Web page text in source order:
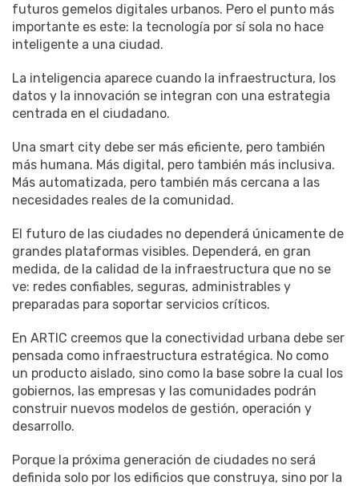
futuros gemelos digitales urbanos. Pero el punto más
importante es este: la tecnología por sí sola no hace
inteligente a una ciudad.
La inteligencia aparece cuando la infraestructura, los
datos y la innovación se integran con una estrategia
centrada en el ciudadano.
Una smart city debe ser más eficiente, pero también
más humana. Más digital, pero también más inclusiva.
Más automatizada, pero también más cercana a las
necesidades reales de la comunidad.
El futuro de las ciudades no dependerá únicamente de
grandes plataformas visibles. Dependerá, en gran
medida, de la calidad de la infraestructura que no se
ve: redes confiables, seguras, administrables y
preparadas para soportar servicios críticos.
En ARTIC creemos que la conectividad urbana debe ser
pensada como infraestructura estratégica. No como
un producto aislado, sino como la base sobre la cual los
gobiernos, las empresas y las comunidades podrán
construir nuevos modelos de gestión, operación y
desarrollo.
Porque la próxima generación de ciudades no será
definida solo por los edificios que construya, sino por la